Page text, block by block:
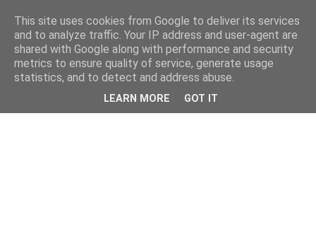
This site uses cookies from Google to deliver its services
and to analyze traffic. Your IP address and user-agent are
shared with Google along with performance and security
metrics to ensure quality of service, generate usage
statistics, and to detect and address abuse.
LEARN MORE GOT IT